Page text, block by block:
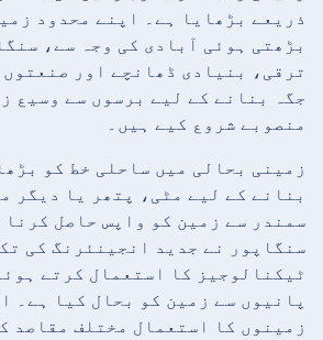
ذریعے بڑھایا ہے۔ اپنے محدود
بڑھتی ہوئی آبادی کی وجہ سے،
ترقی، بنیادی ڈھانچے اور
جگہ بنانے کے لیے برسوں سے وسیع
منصوبے شروع کیے ہیں۔
زمینی بحالی میں ساحلی خط کو
بنانے کے لیے مٹی، پتھر یا دیگر
سمندر سے زمین کو واپس حاصل کرنا
سنگاپور نے جدید انجینئرنگ کی
ٹیکنالوجیز کا استعمال کرتے
پانیوں سے زمین کو بحال کیا ہے۔
زمینوں کا استعمال مختلف مقاصد